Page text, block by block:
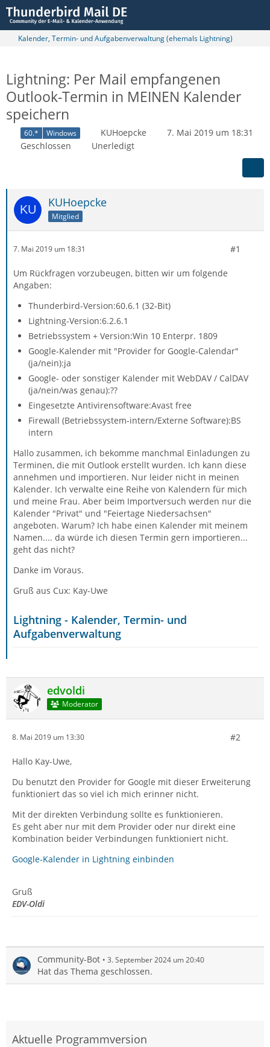
Kalender, Termin- und Aufgabenverwaltung (ehemals Lightning)
Lightning: Per Mail empfangenen
Outlook-Termin in MEINEN Kalender
speichern
60.* Windows KUHoepcke
7. Mai 2019 um 18:31
Geschlossen
Unerledigt
KUHoepcke
Mitglied
7. Mai 2019 um 18:31 #1
Um Rückfragen vorzubeugen, bitten wir um folgende
Angaben:
Thunderbird-Version:60.6.1 (32-Bit)
Lightning-Version:6.2.6.1
Betriebssystem + Version:Win 10 Enterpr. 1809
Google-Kalender mit "Provider for Google-Calendar"
(ja/nein):ja
Google- oder sonstiger Kalender mit WebDAV / CalDAV
(ja/nein/was genau):??
Eingesetzte Antivirensoftware:Avast free
Firewall (Betriebssystem-intern/Externe Software):BS
intern
Hallo zusammen, ich bekomme manchmal Einladungen zu
Terminen, die mit Outlook erstellt wurden. Ich kann diese
annehmen und importieren. Nur leider nicht in meinen
Kalender. Ich verwalte eine Reihe von Kalendern für mich
und meine Frau. Aber beim Importversuch werden nur die
Kalender "Privat" und "Feiertage Niedersachsen"
angeboten. Warum? Ich habe einen Kalender mit meinem
Namen.... da würde ich diesen Termin gern importieren...
geht das nicht?
Danke im Voraus.
Gruß aus Cux: Kay-Uwe
Lightning - Kalender, Termin- und
Aufgabenverwaltung
edvoldi
Moderator
8. Mai 2019 um 13:30 #2
Hallo Kay-Uwe,
Du benutzt den Provider for Google mit dieser Erweiterung
funktioniert das so viel ich mich erinner nicht.
Mit der direkten Verbindung sollte es funktionieren.
Es geht aber nur mit dem Provider oder nur direkt eine
Kombination beider Verbindungen funktioniert nicht.
Google-Kalender in Lightning einbinden
Gruß
EDV-Oldi
Community-Bot 3. September 2024 um 20:40
Hat das Thema geschlossen.
Aktuelle Programmversion